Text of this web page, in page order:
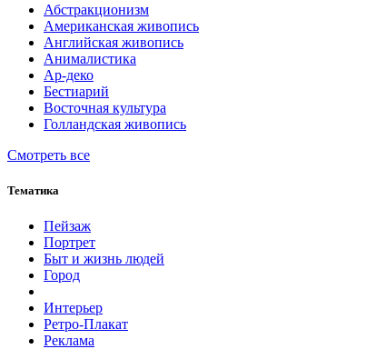
Абстракционизм
Американская живопись
Английская живопись
Анималистика
Ар-деко
Бестиарий
Восточная культура
Голландская живопись
Смотреть все
Тематика
Пейзаж
Портрет
Быт и жизнь людей
Город
Интерьер
Ретро-Плакат
Реклама